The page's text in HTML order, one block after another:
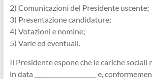
2) Comunicazioni del Presidente uscente;
3) Presentazione candidature;
4) Votazioni e nomine;
5) Varie ed eventuali.
Il Presidente espone che le cariche sociali
in data _____________________ e,